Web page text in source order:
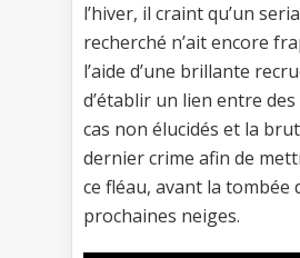
l’hiver, il craint qu’un
recherché n’ait encore
l’aide d’une brillante
d’établir un lien entre des
cas non élucidés et la
dernier crime afin de
ce fléau, avant la tombée
prochaines neiges.